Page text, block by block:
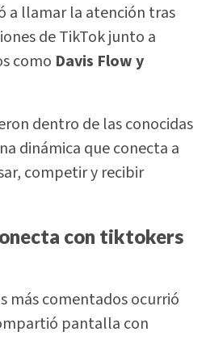
a llamar la atención tras
de TikTok junto a
como Davis Flow y
dentro de las conocidas
dinámica que conecta a
competir y recibir
con tiktokers
más comentados ocurrió
pantalla con